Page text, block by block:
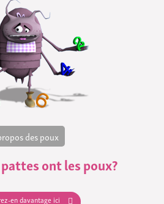
des poux
ont les poux?
en davantage ici